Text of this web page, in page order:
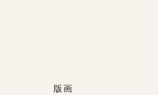
版画